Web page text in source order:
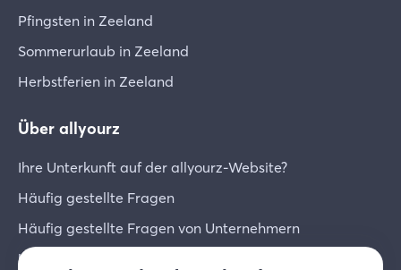
Pfingsten in Zeeland
Sommerurlaub in Zeeland
Herbstferien in Zeeland
Über allyourz
Ihre Unterkunft auf der allyourz-Website?
Häufig gestellte Fragen
Häufig gestellte Fragen von Unternehmern
Unternehmer-Login